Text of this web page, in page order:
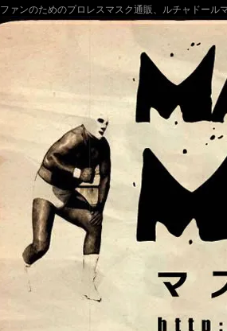
ァンのためのプロレスマスク通販、ルチャドール
クドマニア